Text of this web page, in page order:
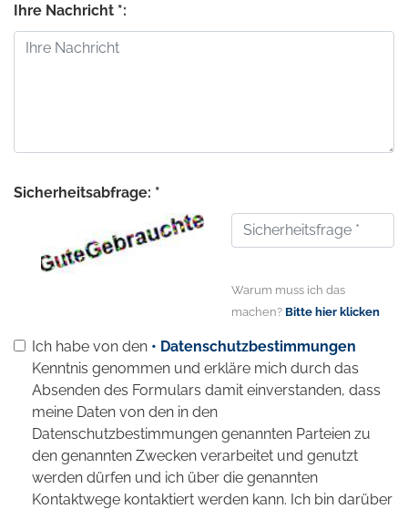
Ihre Nachricht *:
Sicherheitsabfrage: *
Warum muss ich das
machen? Bitte hier klicken
Ich habe von den • Datenschutzbestimmungen
Kenntnis genommen und erkläre mich durch das
Absenden des Formulars damit einverstanden, dass
meine Daten von den in den
Datenschutzbestimmungen genannten Parteien zu
den genannten Zwecken verarbeitet und genutzt
werden dürfen und ich über die genannten
Kontaktwege kontaktiert werden kann. Ich bin darüber